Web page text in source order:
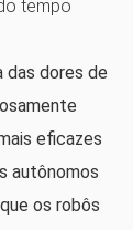
tempo
das dores de
eficazes
autônomos
os robôs